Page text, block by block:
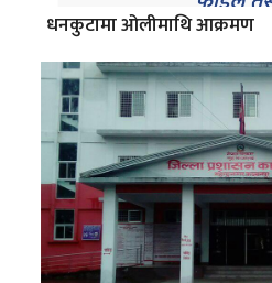
धनकुटामा ओलीमाथि आक्रमण